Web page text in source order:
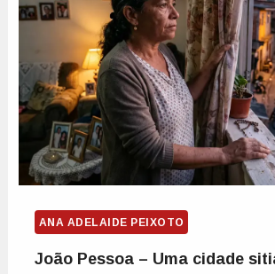
ANA ADELAIDE PEIXOTO
João Pessoa – Uma cidade